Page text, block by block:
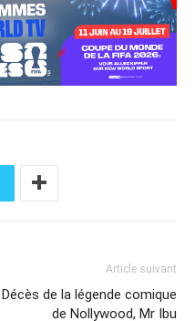
Article suivant
Décès de la légende comique
de Nollywood, Mr Ibu